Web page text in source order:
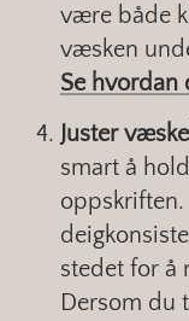
være både
væsken
Se hvordan
Juster
smart å
stedet for å
Dersom du